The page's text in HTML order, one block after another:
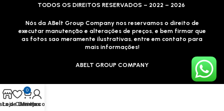
TODOS OS DIREITOS RESERVADOS – 2022 – 2026
Nós da ABelt Group Company nos reservamos o direito de
executar manutenção e alterações de preços, e bem firmar que
as fotos sao meramente ilustrativas, entre em contato para
mais informações!
ABELT GROUP COMPANY
Lojade Desejos
0
Carrinho
Minha conta